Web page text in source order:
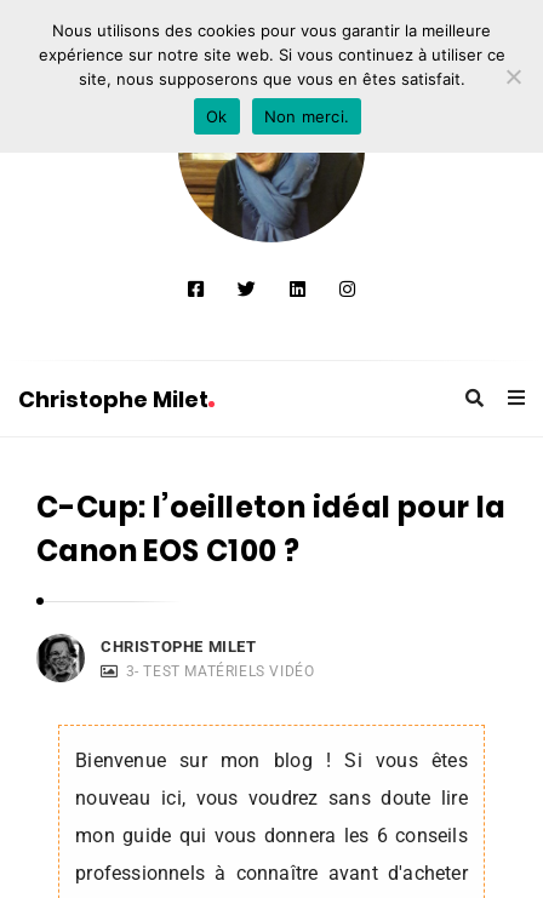
Christophe Milet
C-Cup: l’oeilleton idéal pour la
Canon EOS C100 ?
CHRISTOPHE MILET
3- TEST MATÉRIELS VIDÉO
Bienvenue sur mon blog ! Si vous êtes
nouveau ici, vous voudrez sans doute lire
mon guide qui vous donnera les 6 conseils
professionnels à connaître avant d'acheter
Nous utilisons des cookies pour vous garantir la meilleure
expérience sur notre site web. Si vous continuez à utiliser ce
site, nous supposerons que vous en êtes satisfait.
Ok
Non merci.